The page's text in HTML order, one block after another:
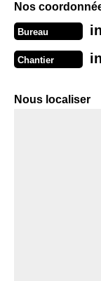
Nos
Bureau
Chantier
Nous localiser